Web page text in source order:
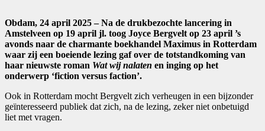
Obdam, 24 april 2025 – Na de drukbezochte lancering in
Amstelveen op 19 april jl. toog Joyce Bergvelt op 23 april ’s
avonds naar de charmante boekhandel Maximus in Rotterdam
waar zij een boeiende lezing gaf over de totstandkoming van
haar nieuwste roman Wat wij nalaten en inging op het
onderwerp ‘fiction versus faction’.
Ook in Rotterdam mocht Bergvelt zich verheugen in een bijzonder
geïnteresseerd publiek dat zich, na de lezing, zeker niet onbetuigd
liet met vragen.